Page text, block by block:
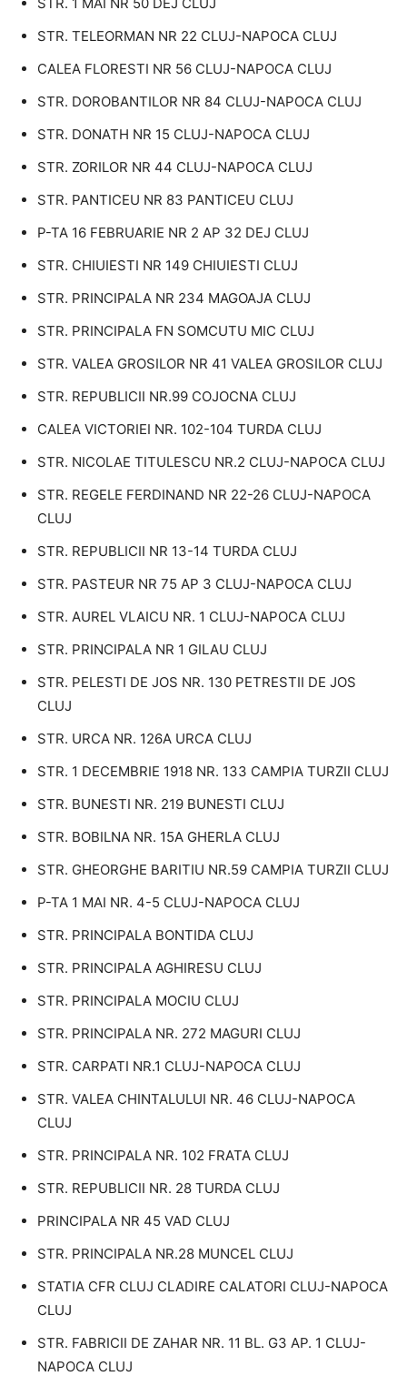
STR. TELEORMAN NR 22 CLUJ-NAPOCA CLUJ
CALEA FLORESTI NR 56 CLUJ-NAPOCA CLUJ
STR. DOROBANTILOR NR 84 CLUJ-NAPOCA CLUJ
STR. DONATH NR 15 CLUJ-NAPOCA CLUJ
STR. ZORILOR NR 44 CLUJ-NAPOCA CLUJ
STR. PANTICEU NR 83 PANTICEU CLUJ
P-TA 16 FEBRUARIE NR 2 AP 32 DEJ CLUJ
STR. CHIUIESTI NR 149 CHIUIESTI CLUJ
STR. PRINCIPALA NR 234 MAGOAJA CLUJ
STR. PRINCIPALA FN SOMCUTU MIC CLUJ
STR. VALEA GROSILOR NR 41 VALEA GROSILOR CLUJ
STR. REPUBLICII NR.99 COJOCNA CLUJ
CALEA VICTORIEI NR. 102-104 TURDA CLUJ
STR. NICOLAE TITULESCU NR.2 CLUJ-NAPOCA CLUJ
STR. REGELE FERDINAND NR 22-26 CLUJ-NAPOCA
CLUJ
STR. REPUBLICII NR 13-14 TURDA CLUJ
STR. PASTEUR NR 75 AP 3 CLUJ-NAPOCA CLUJ
STR. AUREL VLAICU NR. 1 CLUJ-NAPOCA CLUJ
STR. PRINCIPALA NR 1 GILAU CLUJ
STR. PELESTI DE JOS NR. 130 PETRESTII DE JOS
CLUJ
STR. URCA NR. 126A URCA CLUJ
STR. 1 DECEMBRIE 1918 NR. 133 CAMPIA TURZII CLUJ
STR. BUNESTI NR. 219 BUNESTI CLUJ
STR. BOBILNA NR. 15A GHERLA CLUJ
STR. GHEORGHE BARITIU NR.59 CAMPIA TURZII CLUJ
P-TA 1 MAI NR. 4-5 CLUJ-NAPOCA CLUJ
STR. PRINCIPALA BONTIDA CLUJ
STR. PRINCIPALA AGHIRESU CLUJ
STR. PRINCIPALA MOCIU CLUJ
STR. PRINCIPALA NR. 272 MAGURI CLUJ
STR. CARPATI NR.1 CLUJ-NAPOCA CLUJ
STR. VALEA CHINTALULUI NR. 46 CLUJ-NAPOCA
CLUJ
STR. PRINCIPALA NR. 102 FRATA CLUJ
STR. REPUBLICII NR. 28 TURDA CLUJ
PRINCIPALA NR 45 VAD CLUJ
STR. PRINCIPALA NR.28 MUNCEL CLUJ
STATIA CFR CLUJ CLADIRE CALATORI CLUJ-NAPOCA
CLUJ
STR. FABRICII DE ZAHAR NR. 11 BL. G3 AP. 1 CLUJ-
NAPOCA CLUJ